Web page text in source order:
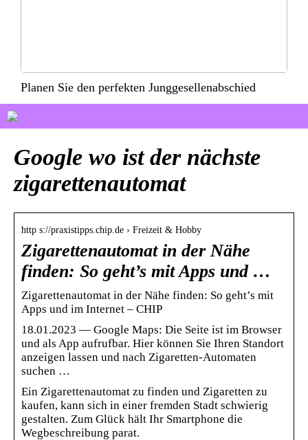
Planen Sie den perfekten Junggesellenabschied
Google wo ist der nächste
zigarettenautomat
http s://praxistipps.chip.de › Freizeit & Hobby
Zigarettenautomat in der Nähe
finden: So geht’s mit Apps und …
Zigarettenautomat in der Nähe finden: So geht’s mit
Apps und im Internet – CHIP
18.01.2023 — Google Maps: Die Seite ist im Browser
und als App aufrufbar. Hier können Sie Ihren Standort
anzeigen lassen und nach Zigaretten-Automaten
suchen …
Ein Zigarettenautomat zu finden und Zigaretten zu
kaufen, kann sich in einer fremden Stadt schwierig
gestalten. Zum Glück hält Ihr Smartphone die
Wegbeschreibung parat.